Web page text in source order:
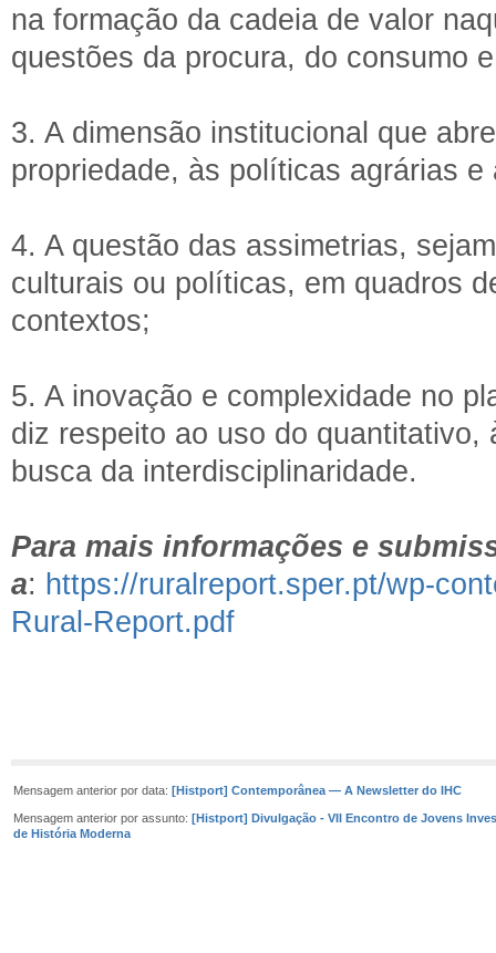
na formação da cadeia de valor
questões da procura, do consumo
3. A dimensão institucional que
propriedade, às políticas agrárias
4. A questão das assimetrias,
culturais ou políticas, em quadros
contextos;
5. A inovação e complexidade no
diz respeito ao uso do
busca da interdisciplinaridade.
Para mais informações e
a: https://ruralreport.sper.pt/wp-
Rural-Report.pdf
Mensagem anterior por data: [Histport] Contemporânea — A Newsletter do IHC
Mensagem anterior por assunto: [Histport] Divulgação - VII Encontro de Jovens
de História Moderna